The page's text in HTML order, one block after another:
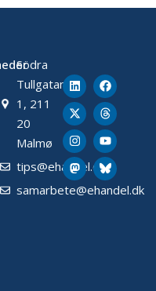
Södra
Tullgatan
1, 211
20
Malmø
tips@ehandel.dk
samarbete@ehandel.dk